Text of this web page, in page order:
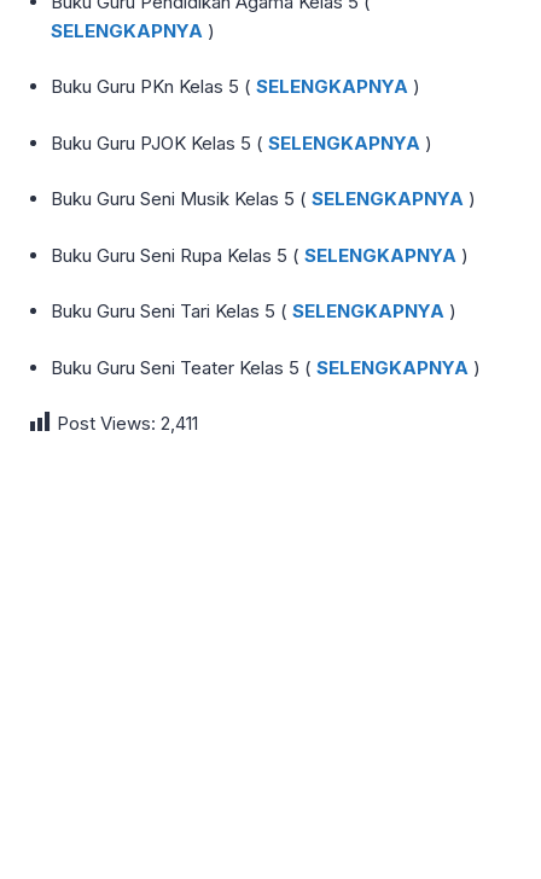
SELENGKAPNYA )
Buku Guru PKn Kelas 5 (SELENGKAPNYA )
Buku Guru PJOK Kelas 5 (SELENGKAPNYA )
Buku Guru Seni Musik Kelas 5 (SELENGKAPNYA )
Buku Guru Seni Rupa Kelas 5 (SELENGKAPNYA )
Buku Guru Seni Tari Kelas 5 (SELENGKAPNYA )
Buku Guru Seni Teater Kelas 5 (SELENGKAPNYA )
Post Views: 2,411